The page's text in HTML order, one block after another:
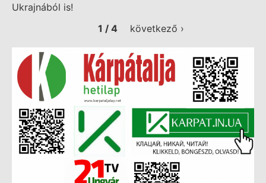
Ukrajnából is!
1 / 4
következő ›